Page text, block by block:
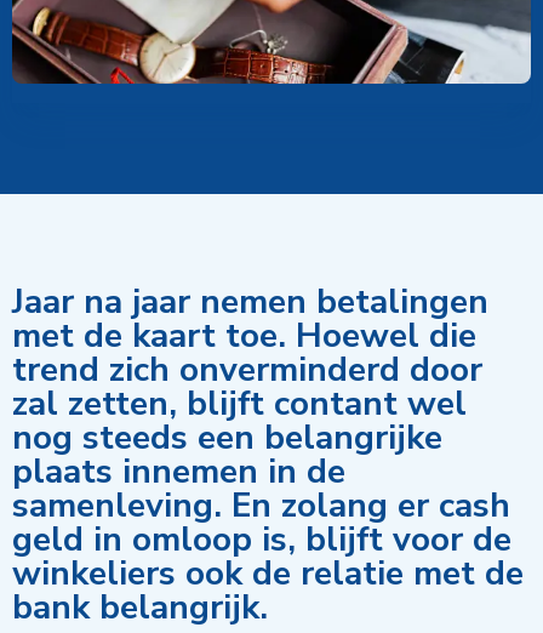
Jaar na jaar nemen betalingen
met de kaart toe. Hoewel die
trend zich onverminderd door
zal zetten, blijft contant wel
nog steeds een belangrijke
plaats innemen in de
samenleving. En zolang er cash
geld in omloop is, blijft voor de
winkeliers ook de relatie met de
bank belangrijk.